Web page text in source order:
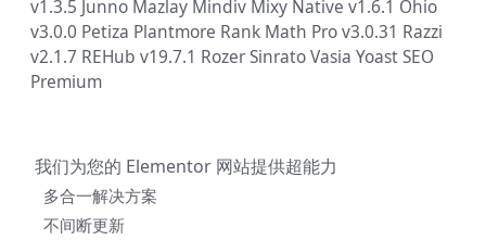
v1.3.5 Junno Mazlay Mindiv Mixy Native v1.6.1 Ohio
v3.0.0 Petiza Plantmore Rank Math Pro v3.0.31 Razzi
v2.1.7 REHub v19.7.1 RozerSinratoVasia Yoast SEO
Premium
我们为您的 Elementor 网站提供超能力
多合一解决方案
不间断更新